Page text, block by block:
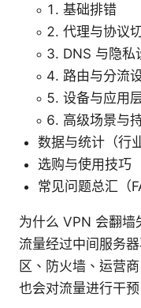
基础排错
代理与协议
DNS 与隐私
路由与分流
设备与应用
高级场景与
数据与统计（行
选购与使用技巧
常见问题总汇（
为什么 VPN 会翻墙
流量经过中间服务
区、防火墙、运营
也会对流量进行干